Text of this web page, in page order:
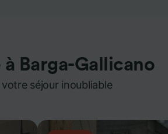
à Barga-Gallicano
votre séjour inoubliable